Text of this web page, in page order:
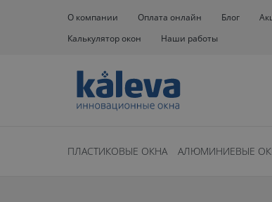
О компании Оплата онлайн Блог
Калькулятор окон
Наши работы
ПЛАСТИКОВЫЕ ОКНА АЛЮМИНИЕВЫЕ